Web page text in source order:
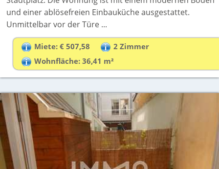
und einer ablösefreien Einbauküche ausgestattet.
Unmittelbar vor der Türe ...
Miete: € 507,58
2 Zimmer
Wohnfläche: 36,41 m²